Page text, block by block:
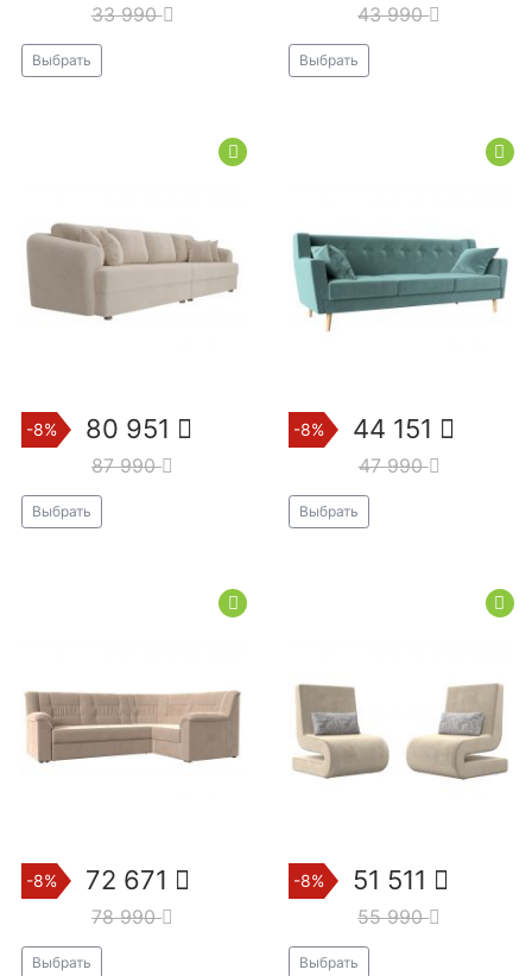
33 990
Выбрать
43 990
Выбрать
-8% 80 951
87 990
Выбрать
-8% 44 151
47 990
Выбрать
-8% 72 671
78 990
Выбрать
-8% 51 511
55 990
Выбрать